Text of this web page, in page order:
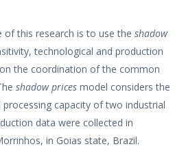
of this research is to use the shadow
technological and production
the coordination of the common
shadow prices model considers the
capacity of two industrial
data were collected in
in Goias state, Brazil.